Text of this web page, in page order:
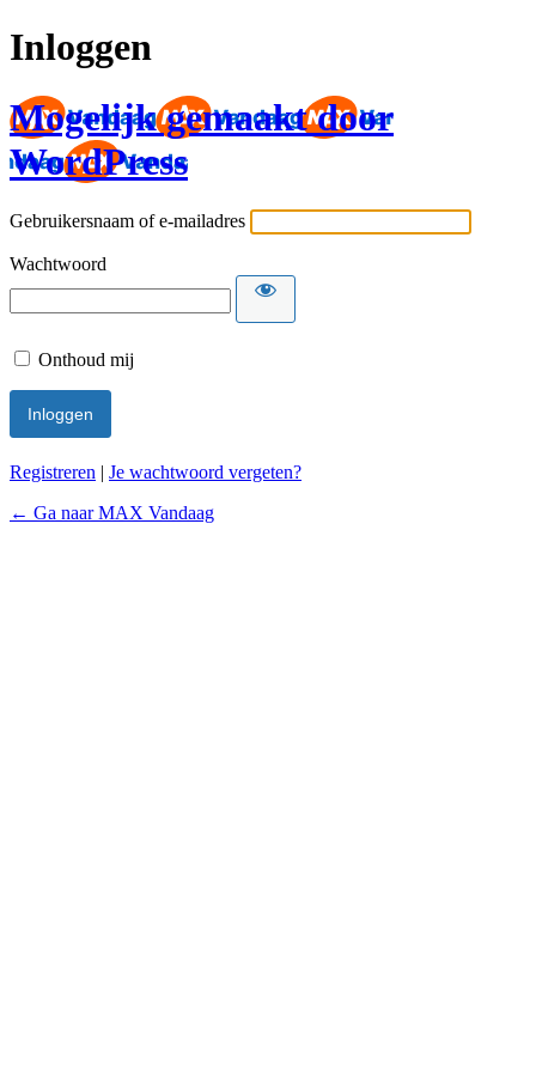
Inloggen
Mogelijk gemaakt door
WordPress
Gebruikersnaam of e-mailadres
Wachtwoord
Onthoud mij
Registreren | Je wachtwoord vergeten?
← Ga naar MAX Vandaag